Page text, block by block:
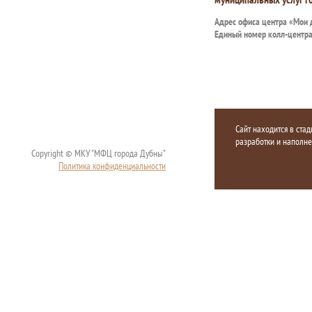
Адрес офиса центра «Мои
Единый номер колл-
Copyright © МКУ "МФЦ города Дубны"
Политика конфиденциальности
Сайт находится в
разработки и